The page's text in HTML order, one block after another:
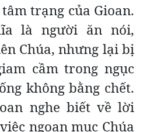
trạng của Gioan.
là người ăn nói,
Chúa, nhưng lại bị
cầm trong ngục
không bằng chết.
nghe biết về lời
ngoạn mục Chúa